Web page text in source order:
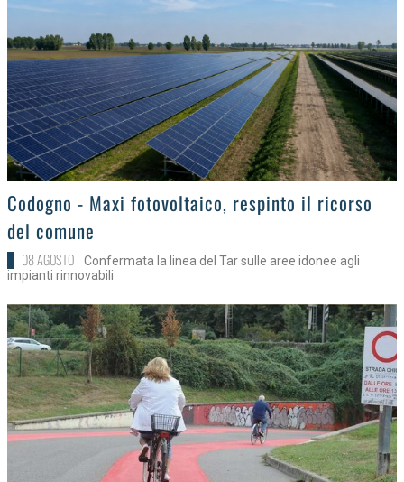
>
Codogno - Maxi fotovoltaico, respinto il ricorso
del comune
08 AGOSTO
Confermata la linea del Tar sulle aree idonee agli
impianti rinnovabili